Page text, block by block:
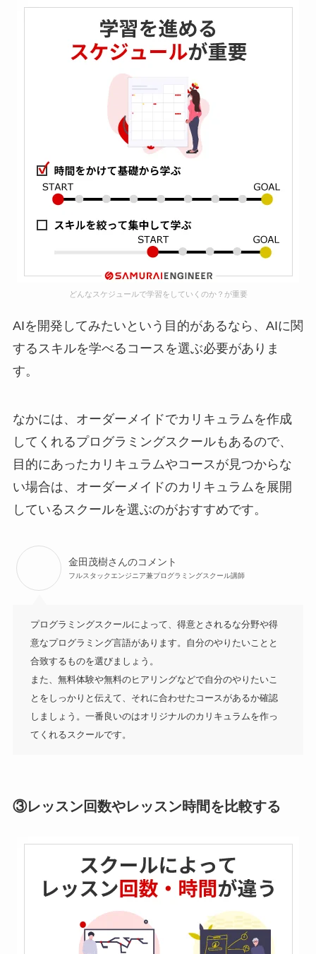
どんなスケジュールで学習をしていくのか？が重要
AIを開発してみたいという目的があるなら、AIに関
するスキルを学べるコースを選ぶ必要がありま
す。
なかには、オーダーメイドでカリキュラムを作成
してくれるプログラミングスクールもあるので、
目的にあったカリキュラムやコースが見つからな
い場合は、オーダーメイドのカリキュラムを展開
しているスクールを選ぶのがおすすめです。
金田茂樹さんのコメント
フルスタックエンジニア兼プログラミングスクール講師
プログラミングスクールによって、得意とされるな分野や得
意なプログラミング言語があります。自分のやりたいことと
合致するものを選びましょう。
また、無料体験や無料のヒアリングなどで自分のやりたいこ
とをしっかりと伝えて、それに合わせたコースがあるか確認
しましょう。一番良いのはオリジナルのカリキュラムを作っ
てくれるスクールです。
③レッスン回数やレッスン時間を比較する